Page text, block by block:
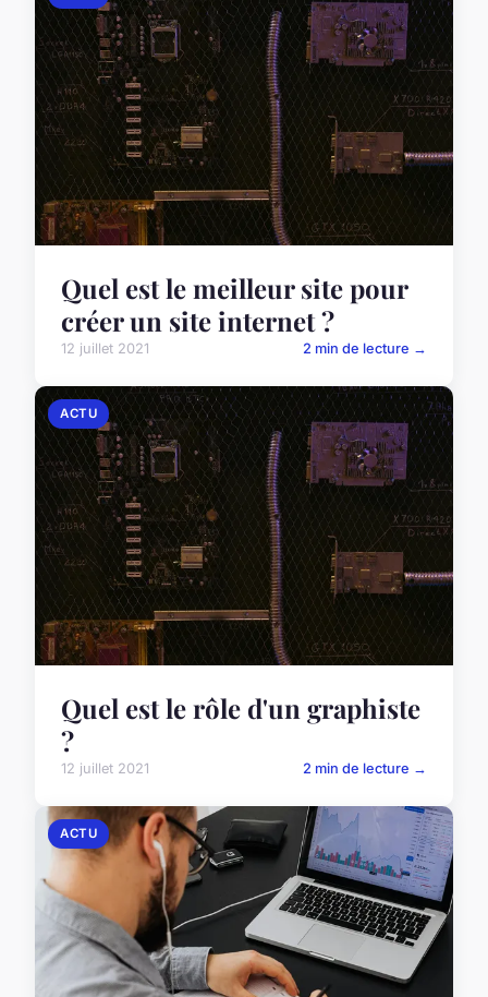
Quel est le meilleur site pour
créer un site internet ?
12 juillet 2021 2 min de lecture →
ACTU
Quel est le rôle d'un graphiste
?
12 juillet 2021 2 min de lecture →
ACTU